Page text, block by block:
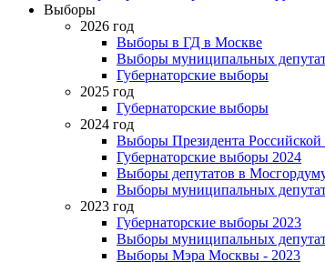
Выборы
2026 год
Выборы в ГД в Москве
Выборы муниципальных
Губернаторские выборы
2025 год
Губернаторские выборы
2024 год
Выборы Президента
Губернаторские выборы 2024
Выборы депутатов в
Выборы муниципальных
2023 год
Губернаторские выборы 2023
Выборы муниципальных
Выборы Мэра Москвы - 2023